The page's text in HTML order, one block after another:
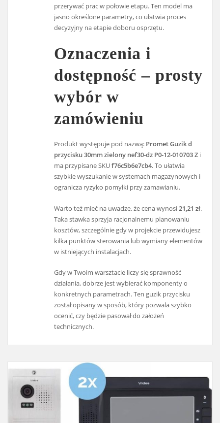
przerywać prac w połowie etapu. Ten model ma
jasno określone parametry, co ułatwia proces
decyzyjny na etapie doboru osprzętu.
Oznaczenia i
dostępność – prosty
wybór w
zamówieniu
Produkt występuje pod nazwą: Promet Guzik d
przycisku 30mm zielony nef30-dz P0-12-010703 Z i
ma przypisane SKUf76c5b6e7cb4. To ułatwia
szybkie wyszukanie w systemach magazynowych i
ogranicza ryzyko pomyłki przy zamawianiu.
Warto też mieć na uwadze, że cena wynosi21,21 zł.
Taka stawka sprzyja racjonalnemu planowaniu
kosztów, szczególnie gdy w projekcie przewidujesz
kilka punktów sterowania lub wymiany elementów
w istniejących instalacjach.
Gdy w Twoim warsztacie liczy się sprawność
działania, dobrze jest wybierać komponenty o
konkretnych parametrach. Ten guzik przycisku
został opisany w sposób, który pozwala szybko
ocenić, czy będzie pasował do założeń
technicznych.